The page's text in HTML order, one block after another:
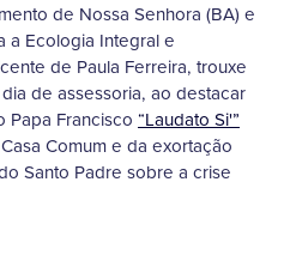
de Nossa Senhora (BA) e
a Ecologia Integral e
de Paula Ferreira, trouxe
de assessoria, ao destacar
Francisco “Laudato Si'”
Comum e da exortação
Santo Padre sobre a crise